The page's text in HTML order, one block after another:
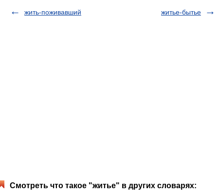
жить-поживавший житье-бытье
Смотреть что такое "житье" в других словарях: